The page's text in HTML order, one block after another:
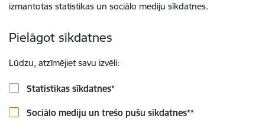
izmantotas statistikas un sociālo mediju sīkdatnes.
Pielāgot sīkdatnes
Lūdzu, atzīmējiet savu izvēli:
Statistikas sīkdatnes*
Sociālo mediju un trešo pušu sīkdatnes**